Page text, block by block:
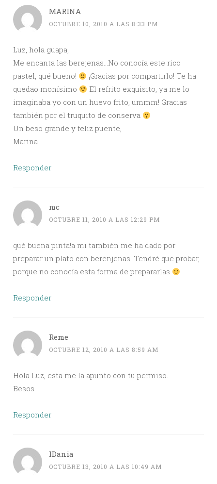
MARINA
OCTUBRE 10, 2010 A LAS 8:33 PM
Luz, hola guapa,
Me encanta las berejenas…No conocía este rico
pastel, qué bueno!
¡Gracias por compartirlo! Te ha
quedao monísimo
El refrito exquisito, ya me lo
imaginaba yo con un huevo frito, ummm! Gracias
también por el truquito de conserva
Un beso grande y feliz puente,
Marina
Responder
mc
OCTUBRE 11, 2010 A LAS 12:29 PM
qué buena pinta!a mi también me ha dado por
preparar un plato con berenjenas. Tendré que probar,
porque no conocía esta forma de prepararlas
Responder
Reme
OCTUBRE 12, 2010 A LAS 8:59 AM
Hola Luz, esta me la apunto con tu permiso.
Besos
Responder
IDania
OCTUBRE 13, 2010 A LAS 10:49 AM